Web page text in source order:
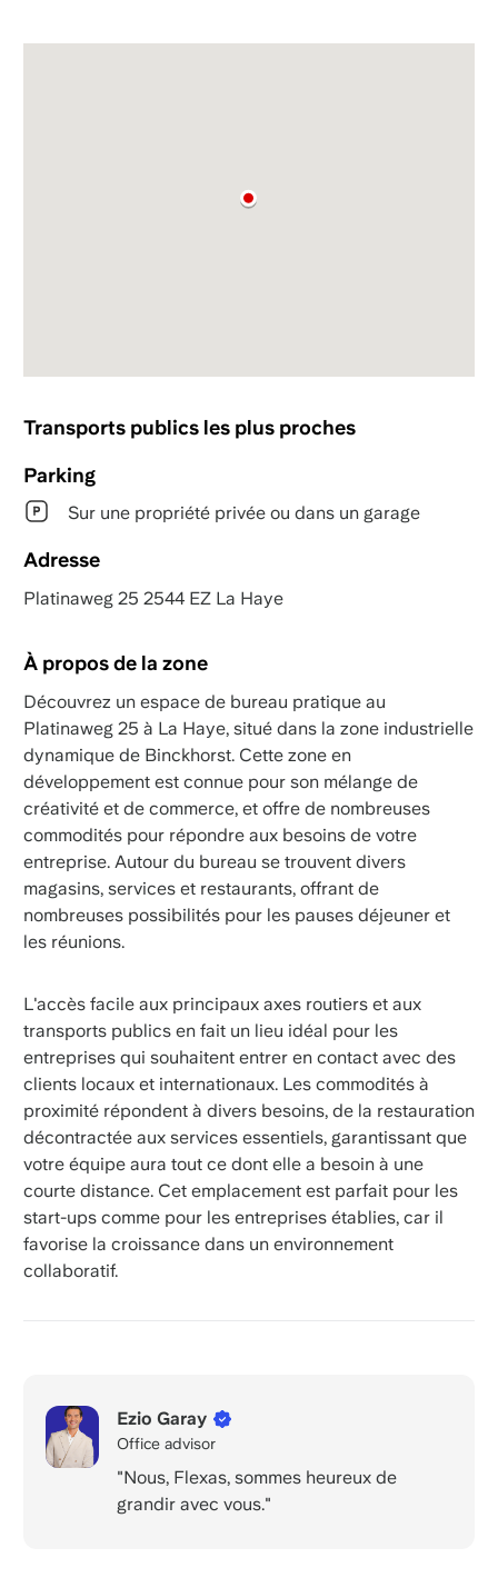
Transports publics les plus proches
Parking
Sur une propriété privée ou dans un garage
Adresse
Platinaweg 25 2544 EZ La Haye
À propos de la zone
Découvrez un espace de bureau pratique au
Platinaweg 25 à La Haye, situé dans la zone industrielle
dynamique de Binckhorst. Cette zone en
développement est connue pour son mélange de
créativité et de commerce, et offre de nombreuses
commodités pour répondre aux besoins de votre
entreprise. Autour du bureau se trouvent divers
magasins, services et restaurants, offrant de
nombreuses possibilités pour les pauses déjeuner et
les réunions.
L'accès facile aux principaux axes routiers et aux
transports publics en fait un lieu idéal pour les
entreprises qui souhaitent entrer en contact avec des
clients locaux et internationaux. Les commodités à
proximité répondent à divers besoins, de la restauration
décontractée aux services essentiels, garantissant que
votre équipe aura tout ce dont elle a besoin à une
courte distance. Cet emplacement est parfait pour les
start-ups comme pour les entreprises établies, car il
favorise la croissance dans un environnement
collaboratif.
Ezio Garay
Office advisor
"Nous, Flexas, sommes heureux de
grandir avec vous."